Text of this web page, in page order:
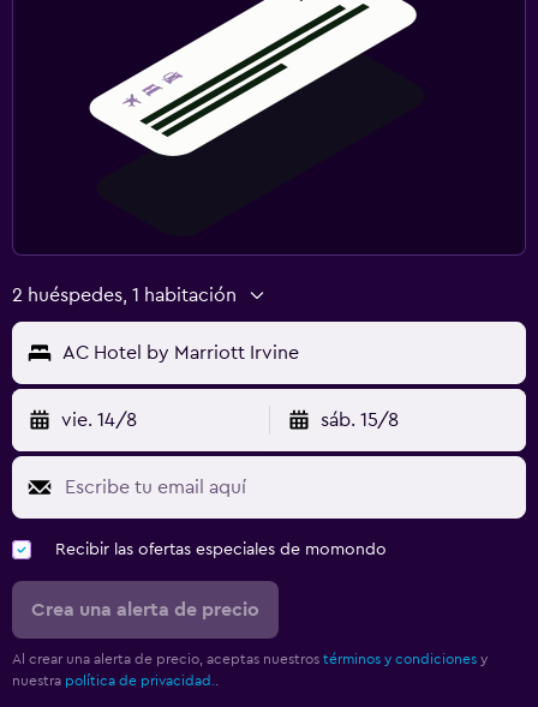
2 huéspedes, 1 habitación
AC Hotel by Marriott Irvine
vie. 14/8 sáb. 15/8
Recibir las ofertas especiales de momondo
Crea una alerta de precio
Al crear una alerta de precio, aceptas nuestros términos y condiciones y
nuestra política de privacidad.